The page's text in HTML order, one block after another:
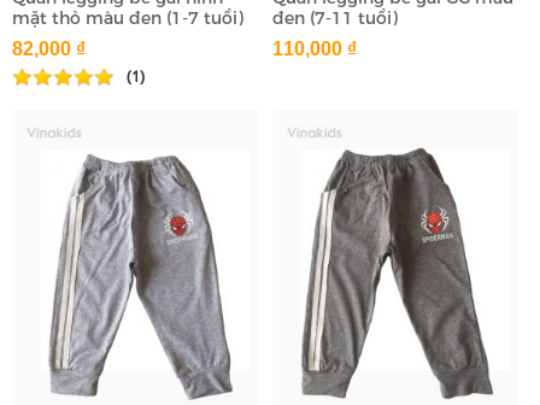
mặt thỏ màu đen (1-7 tuổi)
82,000 ₫
(1)
đen (7-11 tuổi)
110,000 ₫